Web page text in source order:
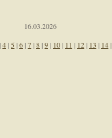
16.03.2026
|4| 5 |6|7|8|9| 10| 11 | 12| 13 | 14|